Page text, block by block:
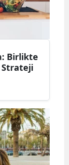
Birlikte
Strateji